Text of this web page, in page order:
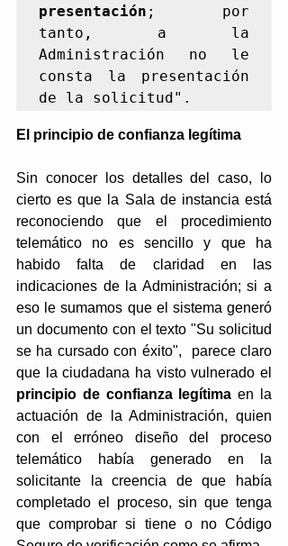
presentación ; por
tanto, a la
Administración no le
consta la presentación
de la solicitud".
El principio de confianza legítima
Sin conocer los detalles del caso, lo
cierto es que la Sala de instancia está
reconociendo que el procedimiento
telemático no es sencillo y que ha
habido falta de claridad en las
indicaciones de la Administración; si a
eso le sumamos que el sistema generó
un documento con el texto "Su solicitud
se ha cursado con éxito",  parece claro
principio de confianza legítima en la
actuación de la Administración, quien
con el erróneo diseño del proceso
telemático había generado en la
solicitante la creencia de que había
completado el proceso, sin que tenga
que comprobar si tiene o no Código